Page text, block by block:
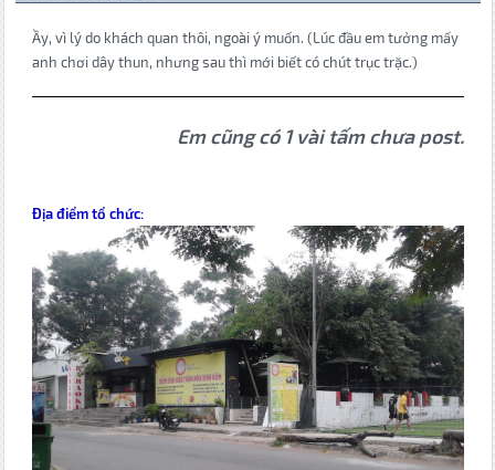
Ầy, vì lý do khách quan thôi, ngoài ý muốn. (Lúc đầu em tưởng mấy
anh chơi dây thun, nhưng sau thì mới biết có chút trục trặc.)
Em cũng có 1 vài tấm chưa post.
Địa điểm tổ chức: